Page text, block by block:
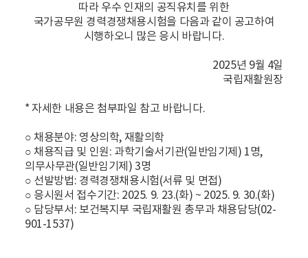
따라 우수 인재의 공직유치를 위한
국가공무원 경력경쟁채용시험을 다음과 같이 공고하여
시행하오니 많은 응시 바랍니다.
2025년 9월 4일
국립재활원장
* 자세한 내용은 첨부파일 참고 바랍니다.
○ 채용분야: 영상의학, 재활의학
○ 채용직급 및 인원: 과학기술서기관(일반임기제) 1명,
의무사무관(일반임기제) 3명
○ 선발방법: 경력경쟁채용시험(서류 및 면접)
○ 응시원서 접수기간: 2025. 9. 23.(화) ~ 2025. 9. 30.(화)
○ 담당부서: 보건복지부 국립재활원 총무과 채용담당(02-
901-1537)